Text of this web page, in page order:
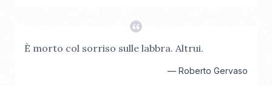
È morto col sorriso sulle labbra. Altrui.
— Roberto Gervaso